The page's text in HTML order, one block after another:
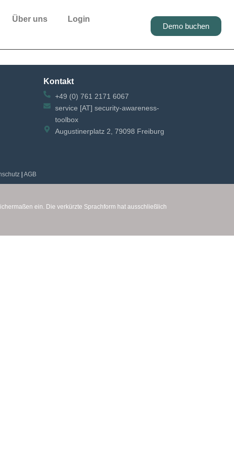
Demo buchen
Über uns Login
Kontakt
+49 (0) 761 2171 6067
service [AT] security-awareness-
toolbox
Augustinerplatz 2, 79098 Freiburg
| AGB
ein. Die verkürzte Sprachform hat ausschließlich